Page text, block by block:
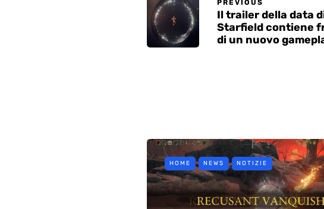
PREVIOUS
Il trailer della data
Starfield contiene
di un nuovo
HOME NEWS NOTIZIE